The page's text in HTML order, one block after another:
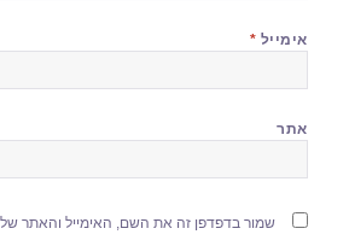
אימייל *
אתר
שמור בדפדפן זה את השם, האימייל והאתר